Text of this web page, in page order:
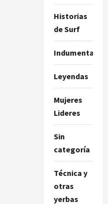
Historias
de Surf
Indumentaria
Leyendas
Mujeres
Lideres
Sin
categoría
Técnica y
otras
yerbas